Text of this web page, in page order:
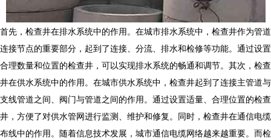
首先，检查井在排水系统中的作用。在城市排水系统中，检查井作为管道
连接节点的重要部分，起到了连接、分流、排水和检修等功能。通过设置
合理数量和位置的检查井，可以实现排水系统的畅通和调节。其次，检查
井在供水系统中的作用。在城市供水系统中，检查井起到了连接主管道与
支线管道之间、阀门与管道之间的作用。通过设置适量、合理位置的检查
井，方便了对供水管网进行监测、维护和修复。同时，检查井在通信电缆
布线中的作用。随着信息技术发展，城市通信电缆网络越来越重要。而检